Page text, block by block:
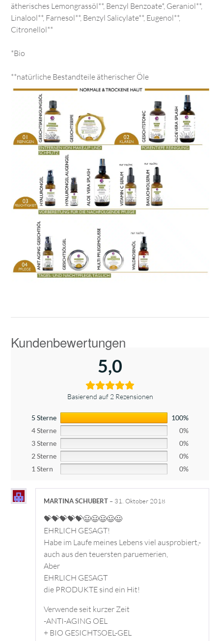
ätherisches Lemongrassöl**, Benzyl Benzoate*, Geraniol**,
Linalool**, Farnesol**, Benzyl Salicylate**, Eugenol**,
Citronellol**
*Bio
**natürliche Bestandteile ätherischer Öle
5,0
Basierend auf 2 Rezensionen
5 Sterne
100%
4 Sterne
0%
3 Sterne
0%
2 Sterne
0%
1 Stern
0%
MARTINA SCHUBERT – 31. Oktober 2018
💝💝💝💝💝😃😃😃😃😃
EHRLICH GESAGT!
Habe im Laufe meines Lebens viel ausprobiert,-
auch aus den teuersten paruemerien,
Aber
EHRLICH GESAGT
die PRODUKTE sind ein Hit!
Verwende seit kurzer Zeit
-ANTI-AGING OEL
+ BIO GESICHTSOEL-GEL